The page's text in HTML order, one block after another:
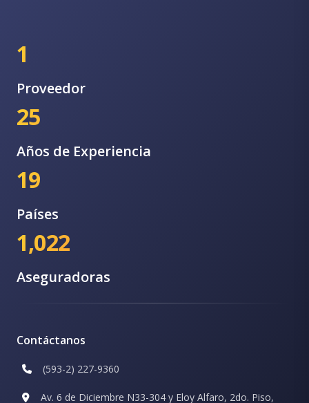
1
Proveedor
25
Años de Experiencia
19
Países
1,022
Aseguradoras
Contáctanos
(593-2) 227-9360
Av. 6 de Diciembre N33-304 y Eloy Alfaro, 2do. Piso,